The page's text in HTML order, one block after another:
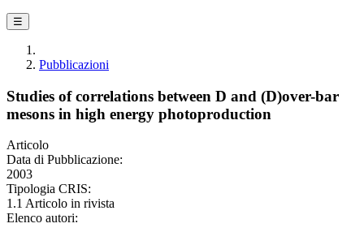
☰
Pubblicazioni
Studies of correlations between D and (D)over-bar
mesons in high energy photoproduction
Articolo
Data di Pubblicazione:
2003
Tipologia CRIS:
1.1 Articolo in rivista
Elenco autori: